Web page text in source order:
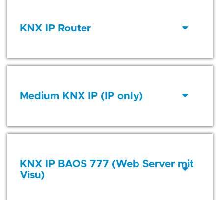
KNX IP Router
Medium KNX IP (IP only)
KNX IP BAOS 777 (Web Server mit
Visu)